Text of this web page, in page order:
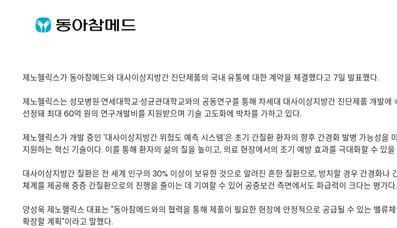
제노헬릭스가 동아참메드와 대사이상지방간 진단제품의 국내 유통에 대한 계약을 체결했다고 7일 발표했다.
제노헬릭스는 성모병원·연세대학교·성균관대학교와의 공동연구를 통해 차세대 대사이상지방간 진단제품 개발
선정돼 최대 60억 원의 연구개발비를 지원받으며 기술 고도화에 박차를 가하고 있다.
제노헬릭스가 개발 중인 '대사이상지방간 위험도 예측 시스템'은 초기 간질환 환자의 향후 간경화 발병 가능성을
지원하는 혁신 기술이다. 이를 통해 환자의 삶의 질을 높이고, 의료 현장에서의 조기 예방 효과를 극대화할 수 있
대사이상지방간 질환은 전 세계 인구의 30% 이상이 보유한 것으로 알려진 흔한 질환으로, 방치할 경우 간경화
체계를 제공해 중증 간질환으로의 진행을 줄이는 데 기여할 수 있어 공중보건 측면에서도 파급력이 크다는 평가다.
양성욱 제노헬릭스 대표는 "동아참메드와의 협력을 통해 제품이 필요한 현장에 안정적으로 공급될 수 있는 밸류
확장할 계획"이라고 말했다.